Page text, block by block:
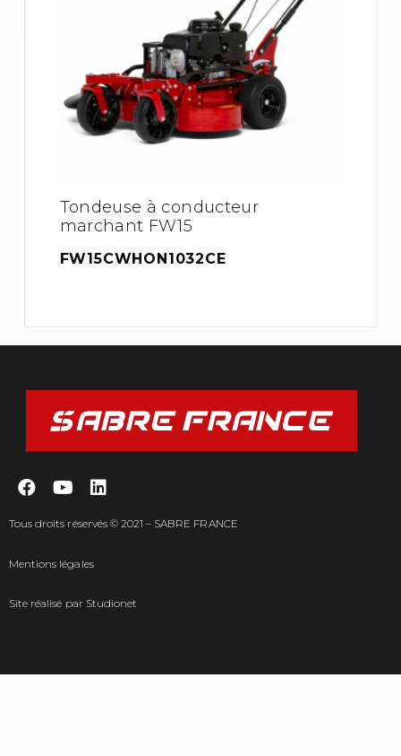
Tondeuse à conducteur
marchant FW15
FW15CWHON1032CE
Tous droits réservés © 2021 – SABRE FRANCE
Mentions légales
Site réalisé par Studionet